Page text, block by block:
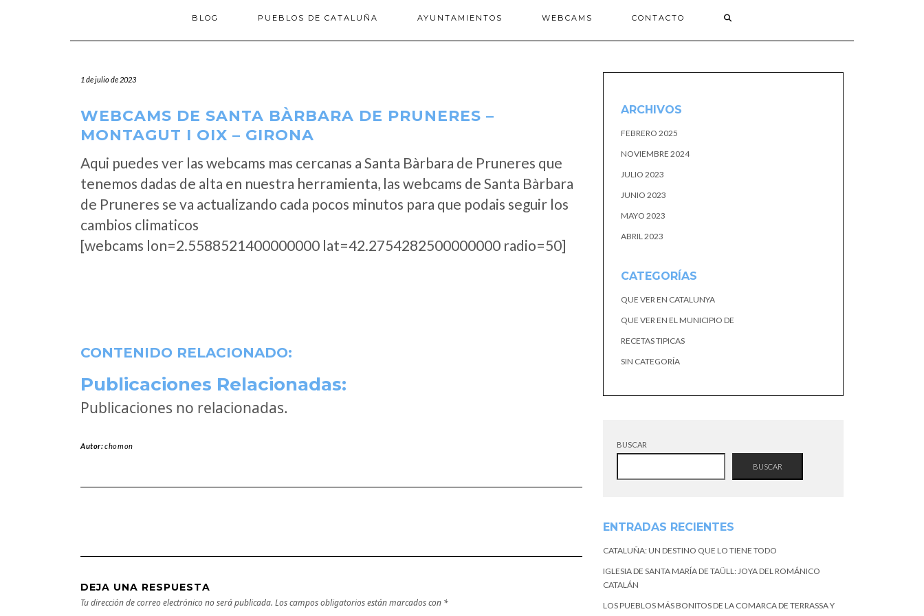
BLOG PUEBLOS DE CATALUÑA AYUNTAMIENTOS WEBCAMS CONTACTO
1 de julio de 2023
WEBCAMS DE SANTA BÀRBARA DE PRUNERES –
MONTAGUT I OIX – GIRONA
Aqui puedes ver las webcams mas cercanas a Santa Bàrbara de Pruneres que
tenemos dadas de alta en nuestra herramienta, las webcams de Santa Bàrbara
de Pruneres se va actualizando cada pocos minutos para que podais seguir los
cambios climaticos
[webcams lon=2.5588521400000000 lat=42.2754282500000000 radio=50]
CONTENIDO RELACIONADO:
Publicaciones Relacionadas:
Publicaciones no relacionadas.
Autor:chomon
DEJA UNA RESPUESTA
Tu dirección de correo electrónico no será publicada. Los campos obligatorios están marcados con *
ARCHIVOS
FEBRERO 2025
NOVIEMBRE 2024
JULIO 2023
JUNIO 2023
MAYO 2023
ABRIL 2023
CATEGORÍAS
QUE VER EN CATALUNYA
QUE VER EN EL MUNICIPIO DE
RECETAS TIPICAS
SIN CATEGORÍA
BUSCAR
BUSCAR
ENTRADAS RECIENTES
CATALUÑA: UN DESTINO QUE LO TIENE TODO
IGLESIA DE SANTA MARÍA DE TAÜLL: JOYA DEL ROMÁNICO
CATALÁN
LOS PUEBLOS MÁS BONITOS DE LA COMARCA DE TERRASSA Y